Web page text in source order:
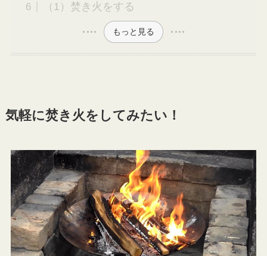
（1）焚き火をする
もっと見る
気軽に焚き火をしてみたい！